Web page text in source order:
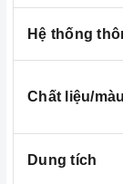
với những
còn chăm sóc
Hệ thống
Chất liệu/
Dung tích